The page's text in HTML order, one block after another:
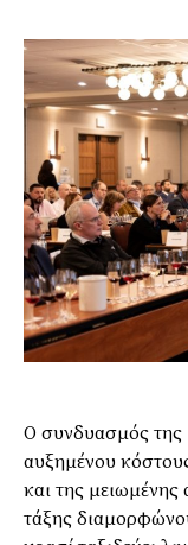
Ο συνδυασμός της
αυξημένου
και της
τάξης